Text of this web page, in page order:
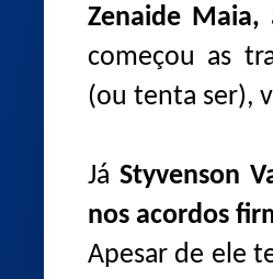
Zenaide Maia,
começou as
(ou tenta ser),
Já Styvenson
nos acordos
Apesar de ele